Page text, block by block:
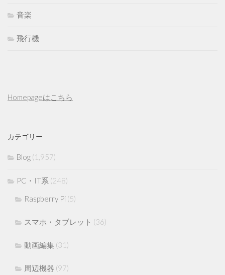
音楽
飛行機
Homepageはこちら
カテゴリー
Blog (1,957)
PC・IT系 (248)
Raspberry Pi (5)
スマホ・タブレット (36)
動画編集 (31)
周辺機器 (97)